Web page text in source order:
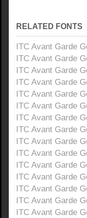
RELATED FONTS
ITC Avant Garde
ITC Avant Garde
ITC Avant Garde
ITC Avant Garde
ITC Avant Garde
ITC Avant Garde
ITC Avant Garde
ITC Avant Garde
ITC Avant Garde
ITC Avant Garde
ITC Avant Garde
ITC Avant Garde
ITC Avant Garde
ITC Avant Garde
ITC Avant Garde